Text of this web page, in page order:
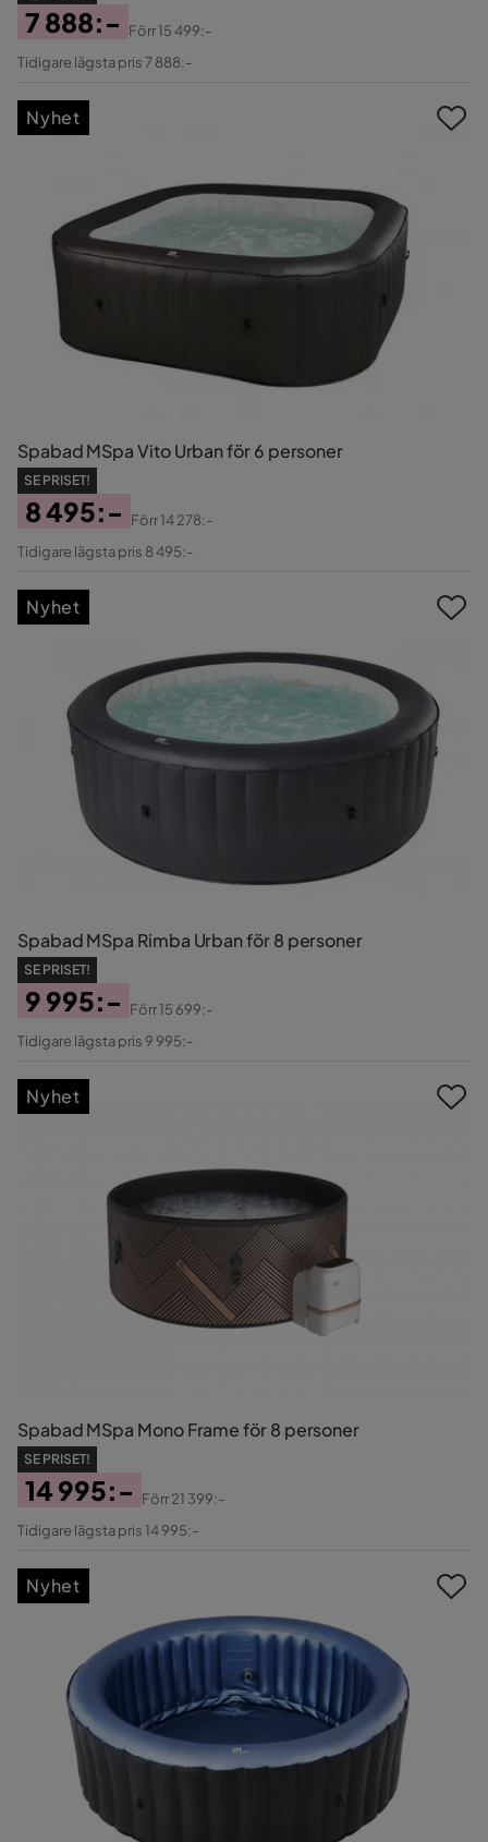
Pris
7 888:-
Original
Förr15 499:-
Tidigare lägsta pris 7 888:-
Spabad MSpa Vito Urban för 6 personer
SE PRISET!
Pris
8 495:-
Original
Förr14 278:-
Tidigare lägsta pris 8 495:-
Nyhet
Spabad MSpa Rimba Urban för 8 personer
SE PRISET!
Pris
9 995:-
Original
Förr15 699:-
Tidigare lägsta pris 9 995:-
Nyhet
Spabad MSpa Mono Frame för 8 personer
SE PRISET!
Pris
14 995:-
Original
Förr21 399:-
Tidigare lägsta pris 14 995:-
Nyhet
Nyhet